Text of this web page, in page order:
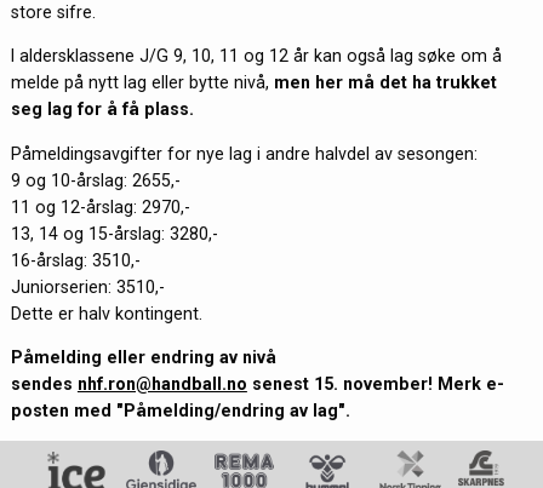
store sifre.
I aldersklassene J/G 9, 10, 11 og 12 år kan også lag søke om å
melde på nytt lag eller bytte nivå, men her må det ha trukket
seg lag for å få plass.
Påmeldingsavgifter for nye lag i andre halvdel av sesongen:
9 og 10-årslag: 2655,-
11 og 12-årslag: 2970,-
13, 14 og 15-årslag: 3280,-
16-årslag: 3510,-
Juniorserien: 3510,-
Dette er halv kontingent.
Påmelding eller endring av nivå
sendes nhf.ron@handball.no senest 15. november! Merk e-
posten med "Påmelding/endring av lag".